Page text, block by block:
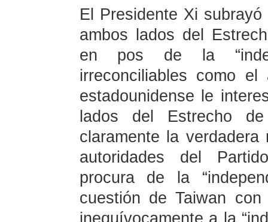
El Presidente Xi
ambos lados del
en pos de la
irreconciliables como
estadounidense le
lados del Estrecho
claramente la
autoridades del
procura de la
cuestión de Taiwan
inequívocamente a la